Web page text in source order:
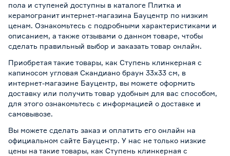
пола и ступеней доступны в каталоге Плитка и
керамогранит интернет-магазина Бауцентр по низким
ценам. Ознакомьтесь с подробными характеристиками и
описанием, а также отзывами о данном товаре, чтобы
сделать правильный выбор и заказать товар онлайн.
Приобретая такие товары, как Ступень клинкерная с
капиносом угловая Скандиано браун 33х33 см, в
интернет-магазине Бауцентр, вы можете оформить
доставку или получить товар удобным для вас способом,
для этого ознакомьтесь с информацией о доставке и
самовывозе.
Вы можете сделать заказ и оплатить его онлайн на
официальном сайте Бауцентр. У нас не только низкие
цены на такие товары, как Ступень клинкерная с